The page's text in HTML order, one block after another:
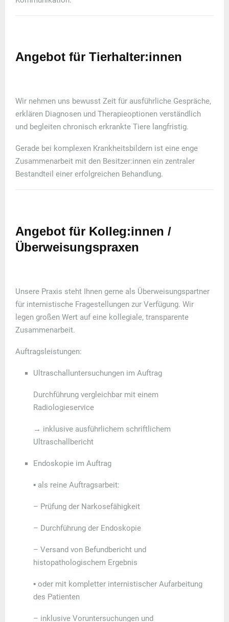
Angebot für Tierhalter:innen
Wir nehmen uns bewusst Zeit für ausführliche Gespräche,
erklären Diagnosen und Therapieoptionen verständlich
und begleiten chronisch erkrankte Tiere langfristig.
Gerade bei komplexen Krankheitsbildern ist eine enge
Zusammenarbeit mit den Besitzer:innen ein zentraler
Bestandteil einer erfolgreichen Behandlung.
Angebot für Kolleg:innen /
Überweisungspraxen
Unsere Praxis steht Ihnen gerne als Überweisungspartner
für internistische Fragestellungen zur Verfügung. Wir
legen großen Wert auf eine kollegiale, transparente
Zusammenarbeit.
Auftragsleistungen:
Ultraschalluntersuchungen im Auftrag
Durchführung vergleichbar mit einem
Radiologieservice
→ inklusive ausführlichem schriftlichem
Ultraschallbericht
Endoskopie im Auftrag
▪ als reine Auftragsarbeit:
– Prüfung der Narkosefähigkeit
– Durchführung der Endoskopie
– Versand von Befundbericht und
histopathologischem Ergebnis
▪ oder mit kompletter internistischer Aufarbeitung
des Patienten
– inklusive Voruntersuchungen und